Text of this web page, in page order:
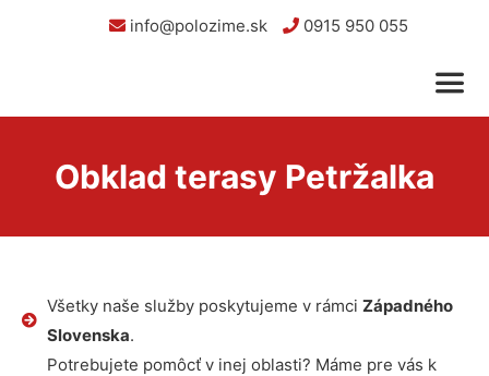
info@polozime.sk 0915 950 055
Obklad terasy Petržalka
Všetky naše služby poskytujeme v rámci Západného
Slovenska.
Potrebujete pomôcť v inej oblasti? Máme pre vás k